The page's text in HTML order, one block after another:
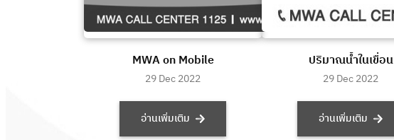
MWA on Mobile
29 Dec 2022
อ่านเพิ่มเติม
ปริมาณน้ำในเขื่อน
29 Dec 2022
อ่านเพิ่มเติม